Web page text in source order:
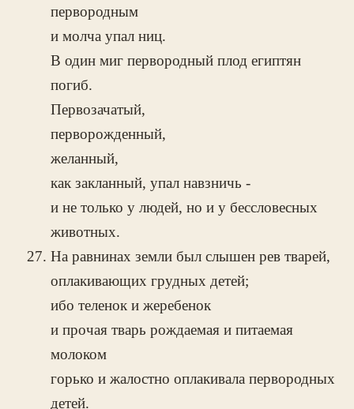
первородным
и молча упал ниц.
В один миг первородный плод египтян
погиб.
Первозачатый,
перворожденный,
желанный,
как закланный, упал навзничь -
и не только у людей, но и у бессловесных
животных.
На равнинах земли был слышен рев тварей,
оплакивающих грудных детей;
ибо теленок и жеребенок
и прочая тварь рождаемая и питаемая
молоком
горько и жалостно оплакивала первородных
детей.